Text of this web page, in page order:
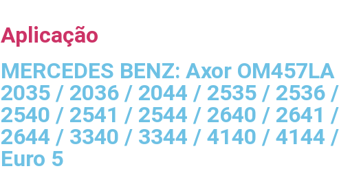
Aplicação
MERCEDES BENZ: Axor OM457LA
2035 / 2036 / 2044 / 2535 / 2536 /
2540 / 2541 / 2544 / 2640 / 2641 /
2644 / 3340 / 3344 / 4140 / 4144 /
Euro 5